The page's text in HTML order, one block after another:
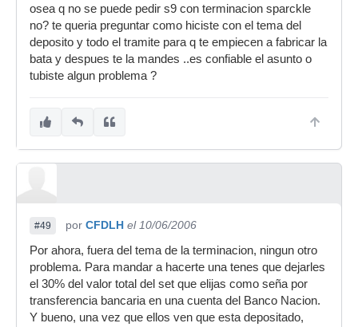
osea q no se puede pedir s9 con terminacion sparckle
no? te queria preguntar como hiciste con el tema del
deposito y todo el tramite para q te empiecen a fabricar la
bata y despues te la mandes ..es confiable el asunto o
tubiste algun problema ?
#49 por CFDLH el 10/06/2006
Por ahora, fuera del tema de la terminacion, ningun otro
problema. Para mandar a hacerte una tenes que dejarles
el 30% del valor total del set que elijas como seña por
transferencia bancaria en una cuenta del Banco Nacion.
Y bueno, una vez que ellos ven que esta depositado,